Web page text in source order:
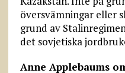
översvämningar eller
grund av
det sovjetiska
Anne Applebaums